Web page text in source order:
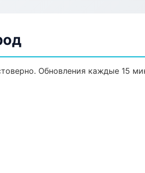
Обновления каждые 15